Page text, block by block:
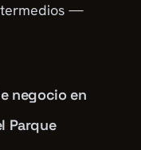
—
negocio en
Parque